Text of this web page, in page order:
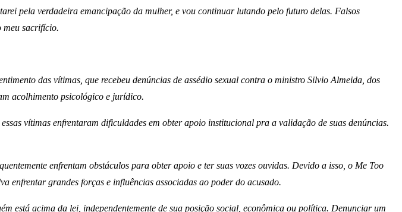
pela verdadeira emancipação da mulher, e vou continuar lutando pelo futuro delas. Falsos
meu sacrifício.
das vítimas, que recebeu denúncias de assédio sexual contra o ministro Silvio Almeida, dos
acolhimento psicológico e jurídico.
vítimas enfrentaram dificuldades em obter apoio institucional pra a validação de suas denúncias.
enfrentam obstáculos para obter apoio e ter suas vozes ouvidas. Devido a isso, o Me Too
enfrentar grandes forças e influências associadas ao poder do acusado.
está acima da lei, independentemente de sua posição social, econômica ou política. Denunciar um